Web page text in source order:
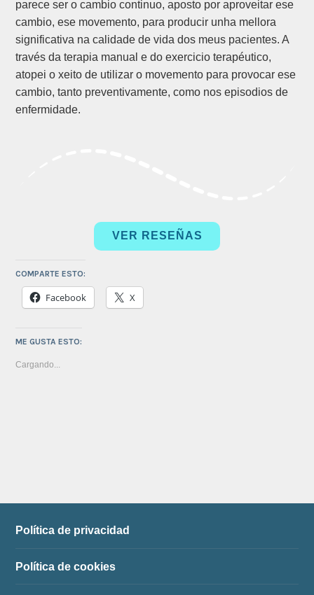
parece ser o cambio continuo, aposto por aproveitar ese
cambio, ese movemento, para producir unha mellora
significativa na calidade de vida dos meus pacientes. A
través da terapia manual e do exercicio terapéutico,
atopei o xeito de utilizar o movemento para provocar ese
cambio, tanto preventivamente, como nos episodios de
enfermidade.
VER RESEÑAS
COMPARTE ESTO:
Facebook X
ME GUSTA ESTO:
Cargando...
Política de privacidad
Política de cookies